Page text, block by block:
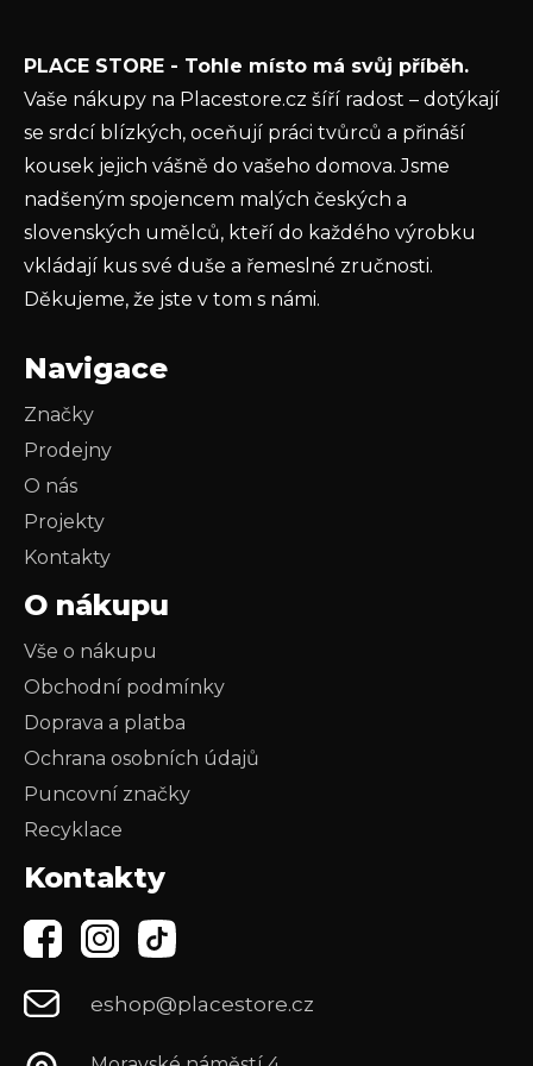
ochrany osobních údajů
PŘIHLÁSIT SE
PLACE STORE - Tohle místo má svůj příběh.
Vaše nákupy na Placestore.cz šíří radost – dotýkají
se srdcí blízkých, oceňují práci tvůrců a přináší
kousek jejich vášně do vašeho domova. Jsme
nadšeným spojencem malých českých a
slovenských umělců, kteří do každého výrobku
vkládají kus své duše a řemeslné zručnosti.
Děkujeme, že jste v tom s námi.
Navigace
Značky
Prodejny
O nás
Projekty
Kontakty
O nákupu
Vše o nákupu
Obchodní podmínky
Doprava a platba
Ochrana osobních údajů
Puncovní značky
Recyklace
Kontakty
eshop@placestore.cz